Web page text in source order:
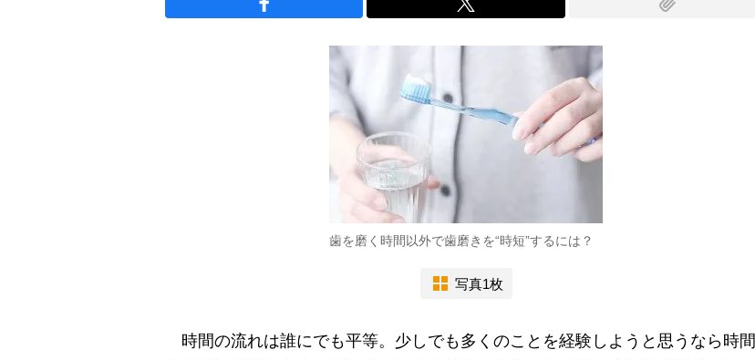
歯を磨く時間以外で歯磨きを“時短”するには？
写真1枚
時間の流れは誰にでも平等。少しでも多くのことを経験しようと思うなら時間